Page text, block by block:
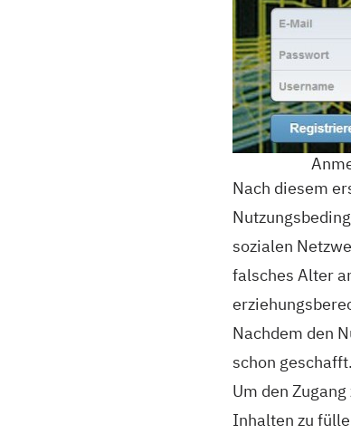
Nach diesem
sozialen
falsches Alter
Nachdem den
schon geschafft.
Um den
Inhalten zu